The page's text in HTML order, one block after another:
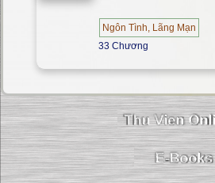
Ngôn Tình, Lãng Mạn
33 Chương